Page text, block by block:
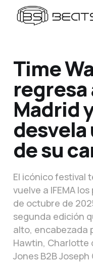
Time
regresa
Madrid
desvela
de su
El icónico festival
vuelve a IFEMA los
de octubre de
segunda edición
alto, encabezada
Hawtin, Charlotte
Jones B2B